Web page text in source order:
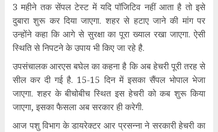
3 महीने तक सेंपल टेस्ट में यदि पॉजिटिव नहीं आता है तो इसे
दुबारा शुरू कर दिया जाएगा. शहर से हटाए जाने की मांग पर
उन्होंने कहा कि आगे से सुरक्षा का पूरा ख्याल रखा जाएगा. ऐसी
स्थिति से निपटने के उपाय भी किए जा रहे है.
उपसंचालक आरएस बघेल का कहना है कि अब हेचरी पूरी तरह से
सील कर दी गई है. 15-15 दिन में इसका सैंपल भोपाल भेजा
जाएगा. शहर के बीचोबीच स्थित इस हेचरी को कब शुरू किया
जाएगा, इसका फैसला अब सरकार ही करेगी.
आज पशु विभाग के डायरेक्टर आर प्रसन्ना ने सरकारी हेचरी का